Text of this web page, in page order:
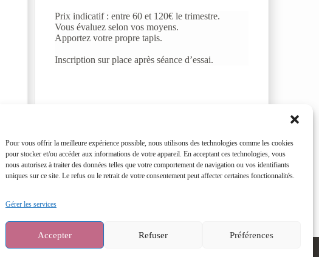
Pour vous offrir la meilleure expérience possible, nous utilisons des technologies comme les cookies
pour stocker et/ou accéder aux informations de votre appareil. En acceptant ces technologies, vous
nous autorisez à traiter des données telles que votre comportement de navigation ou vos identifiants
uniques sur ce site. Le refus ou le retrait de votre consentement peut affecter certaines fonctionnalités.
Gérer les services
Accepter Refuser Préférences
Prix indicatif : entre 60 et 120€ le trimestre.
Vous évaluez selon vos moyens.
Apportez votre propre tapis.
Inscription sur place après séance d’essai.